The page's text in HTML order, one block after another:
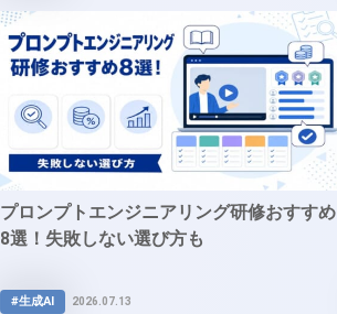
プロンプトエンジニアリング研修おすすめ
8選！失敗しない選び方も
#生成AI 2026.07.13